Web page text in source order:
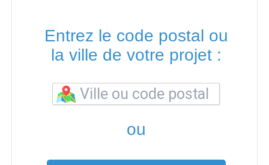
Entrez le code postal ou
la ville de votre projet :
ou